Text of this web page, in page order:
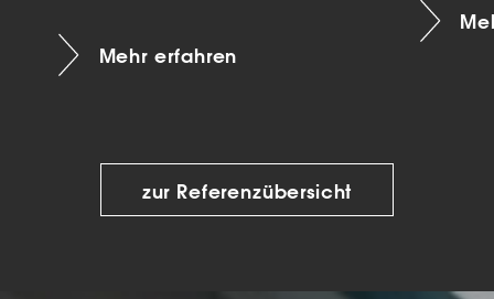
Mehr erfahren
zur Referenzübersicht